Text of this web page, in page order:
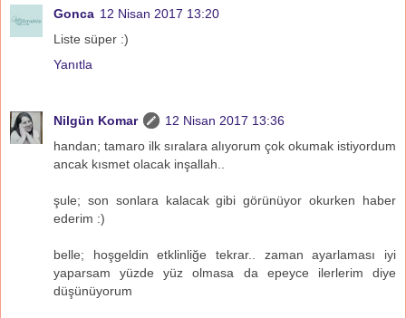
Gonca 12 Nisan 2017 13:20
Liste süper :)
Yanıtla
Nilgün Komar
12 Nisan 2017 13:36
handan; tamaro ilk sıralara alıyorum çok okumak istiyordum
ancak kısmet olacak inşallah..
şule; son sonlara kalacak gibi görünüyor okurken haber
ederim :)
belle; hoşgeldin etklinliğe tekrar.. zaman ayarlaması iyi
yaparsam yüzde yüz olmasa da epeyce ilerlerim diye
düşünüyorum